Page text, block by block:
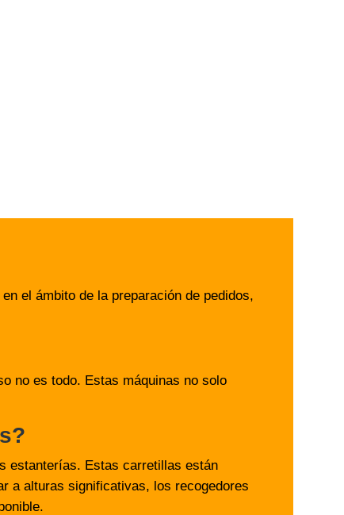
el ámbito de la preparación de pedidos,
no es todo. Estas máquinas no solo
estanterías. Estas carretillas están
a alturas significativas, los recogedores